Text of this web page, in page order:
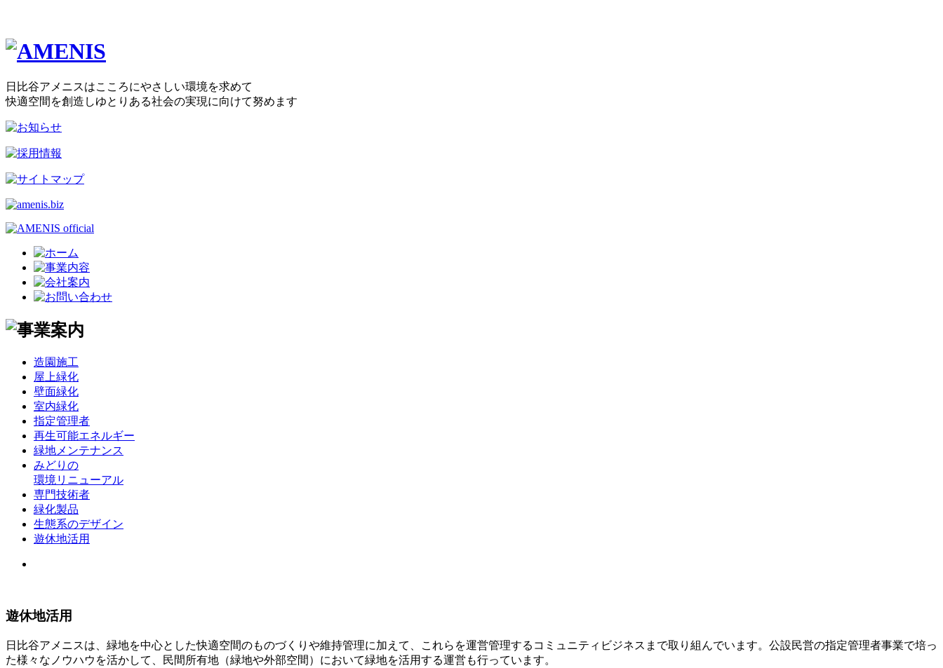
日比谷アメニスはこころにやさしい環境を求めて
快適空間を創造しゆとりある社会の実現に向けて努めます
造園施工
屋上緑化
壁面緑化
室内緑化
指定管理者
再生可能エネルギー
緑地メンテナンス
みどりの
環境リニューアル
専門技術者
緑化製品
生態系のデザイン
遊休地活用
遊休地活用
日比谷アメニスは、緑地を中心とした快適空間のものづくりや維持管理に加えて、これらを運営管理するコミュニティビジネスまで取り組んでいます。公設民営の指定管理者事業で培っ
た様々なノウハウを活かして、民間所有地（緑地や外部空間）において緑地を活用する運営も行っています。